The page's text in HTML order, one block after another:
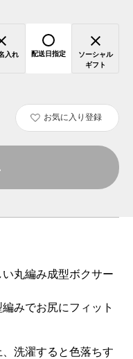
入れ 配送日指定
ソーシャル
ギフト
お気に入り登録
丸編み成型ボクサー
みでお尻にフィット
洗濯すると色落ちす